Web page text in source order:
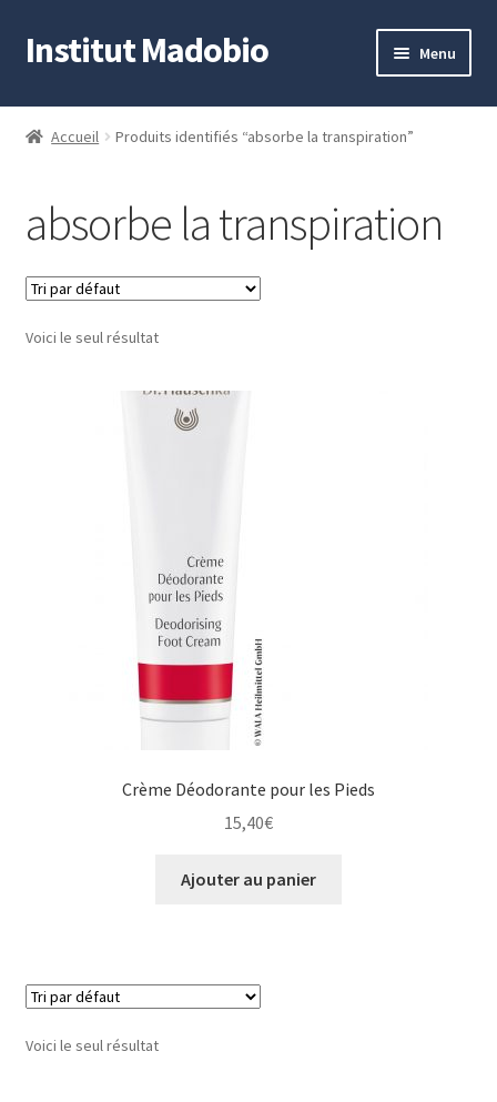
Aller
à
navigation
Aller
au
Institut Madobio Menu
Accueil
Mon compte
Panier
Validation de la commande
Accueil Produits identifiés “absorbe la transpiration”
absorbe la transpiration
Voici le seul résultat
Crème Déodorante pour les Pieds
15,40€
Ajouter au panier
Voici le seul résultat